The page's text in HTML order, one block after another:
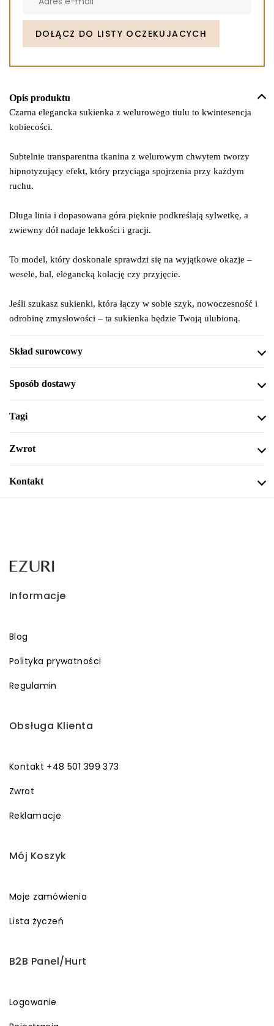
your
email
address
to
for
this
product
DOŁĄCZ DO LISTY OCZEKUJACYCH
Opis produktu
Czarna elegancka sukienka z welurowego tiulu to kwintesencja
kobiecości.
Subtelnie transparentna tkanina z welurowym chwytem tworzy
hipnotyzujący efekt, który przyciąga spojrzenia przy każdym
ruchu.
Długa linia i dopasowana góra pięknie podkreślają sylwetkę, a
zwiewny dół nadaje lekkości i gracji.
To model, który doskonale sprawdzi się na wyjątkowe okazje –
wesele, bal, elegancką kolację czy przyjęcie.
Jeśli szukasz sukienki, która łączy w sobie szyk, nowoczesność i
odrobinę zmysłowości – ta sukienka będzie Twoją ulubioną.
Skład surowcowy
Sposób dostawy
Tagi
Zwrot
Kontakt
Informacje
Blog
Polityka prywatności
Regulamin
Obsługa Klienta
Kontakt +48 501 399 373
Zwrot
Reklamacje
Mój Koszyk
Moje zamówienia
Lista życzeń
B2B Panel/Hurt
Logowanie